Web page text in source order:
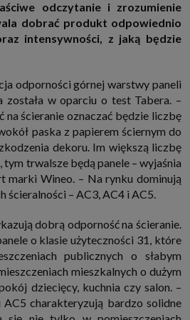
wyżej prosimy, administratorami Twoich
nasi Zaufani Partnerzy. Listę Zaufanych
w każdym momencie na stronie naszej
zmodyfikować lub cofnąć swoje zgody.
następujących celach:
o realizację danej usługi (np. usługi
zapoznania się z jednym z naszych serwisów
tego serwisu), to możemy przetwarzać
do realizacji tej umowy.
usługi (np. sprawdzenie, czy do Twojego
osoba), dokonanie pomiarów
usług i dopasowanie ich do potrzeb i
personalizowanie treści w usługach), jak
i promocji własnych usług (np. jeśli
to możemy Ci wyświetlić reklamę
biznesistyl.pl/automoto. Takie
naszych prawnie uzasadnionych
marketingowe dostarczą Ci nasi Zaufani
trzecich. Aby móc pokazać interesujące
możesz potrzebować) reklamodawcy i
mieć możliwość przetwarzania Twoich
przez Ciebie stronami
odczytanie i zrozumienie
dobrać produkt odpowiednio
intensywności, z jaką będzie
odporności górnej warstwy paneli
została w oparciu o test Tabera. –
na ścieranie oznaczać będzie liczbę
paska z papierem ściernym do
dekoru. Im większą liczbę
trwalsze będą panele – wyjaśnia
marki Wineo. – Na rynku dominują
ścieralności – AC3, AC4 i AC5.
dobrą odporność na ścieranie.
o klasie użyteczności 31, które
publicznych o słabym
mieszkalnych o dużym
dziecięcy, kuchnia czy salon. –
charakteryzują bardzo solidne